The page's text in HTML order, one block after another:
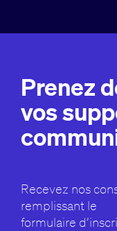
Prenez
vos
Recevez nos
remplissant le
formulaire